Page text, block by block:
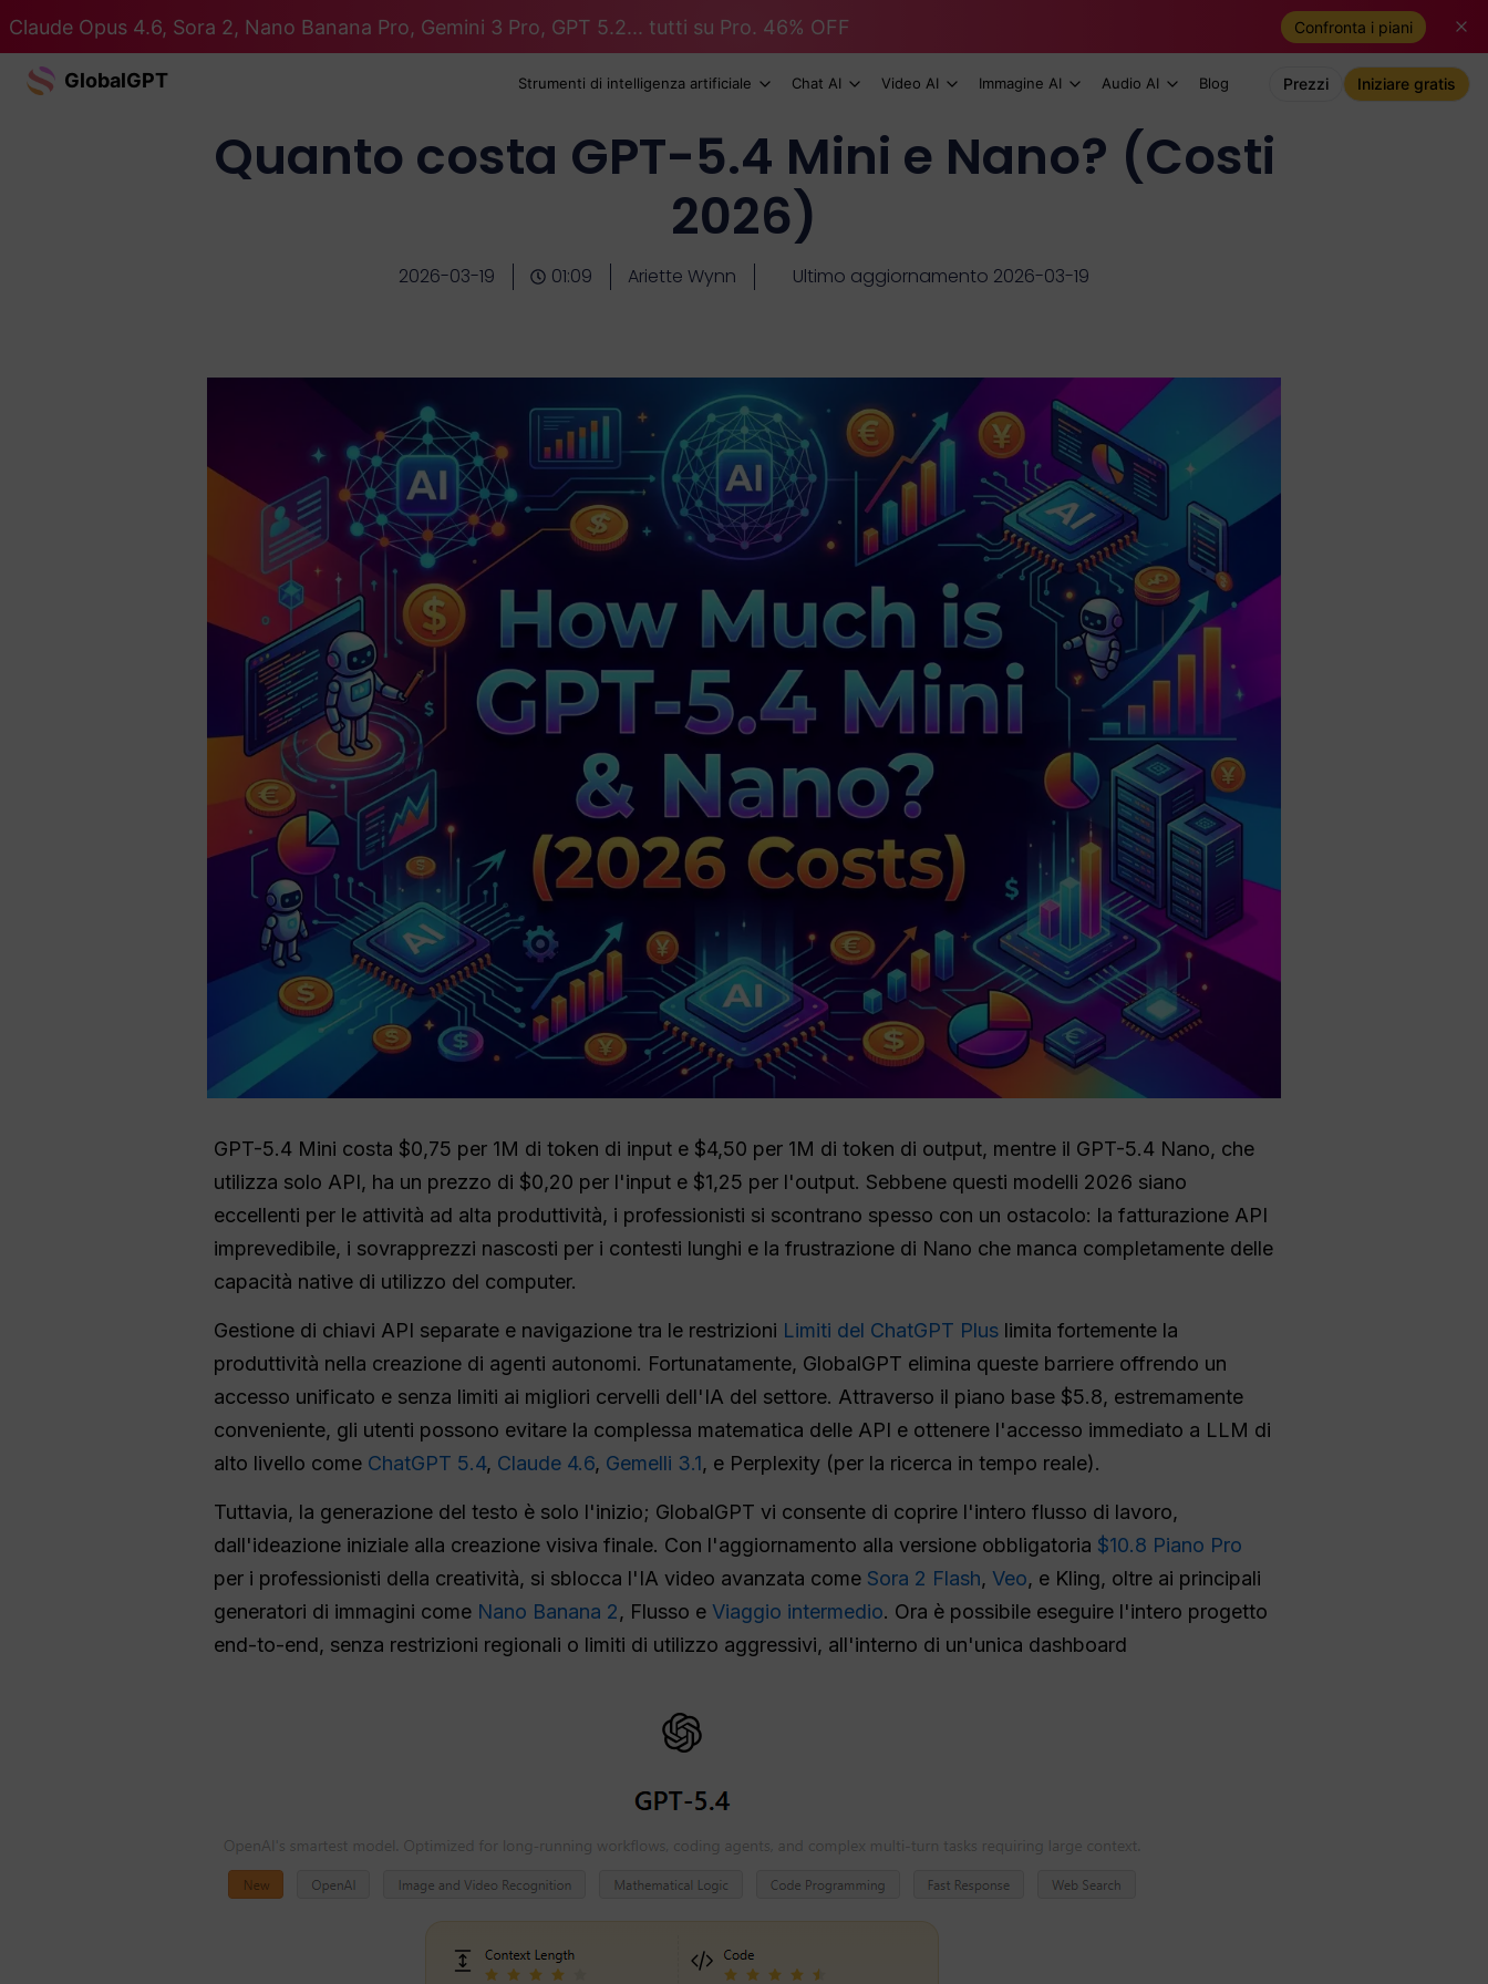
Claude Opus 4.6, Sora 2, Nano Banana Pro, Gemini 3 Pro, GPT 5.2... tutti su Pro. 46% OFF Confronta i piani
GlobalGPT Strumenti di intelligenza artificiale Chat AI Video AI Immagine AI Audio AI Blog Prezzi Iniziare gratis
Quanto costa GPT-5.4 Mini e Nano? (Costi
2026)
2026-03-19 01:09 Ariette Wynn Ultimo aggiornamento 2026-03-19
GPT-5.4 Mini costa $0,75 per 1M di token di input e $4,50 per 1M di token di output, mentre il GPT-5.4 Nano, che
utilizza solo API, ha un prezzo di $0,20 per l'input e $1,25 per l'output. Sebbene questi modelli 2026 siano
eccellenti per le attività ad alta produttività, i professionisti si scontrano spesso con un ostacolo: la fatturazione API
imprevedibile, i sovrapprezzi nascosti per i contesti lunghi e la frustrazione di Nano che manca completamente delle
capacità native di utilizzo del computer.
Gestione di chiavi API separate e navigazione tra le restrizioni Limiti del ChatGPT Plus limita fortemente la
produttività nella creazione di agenti autonomi. Fortunatamente, GlobalGPT elimina queste barriere offrendo un
accesso unificato e senza limiti ai migliori cervelli dell'IA del settore. Attraverso il piano base $5.8, estremamente
conveniente, gli utenti possono evitare la complessa matematica delle API e ottenere l'accesso immediato a LLM di
alto livello come ChatGPT 5.4, Claude 4.6, Gemelli 3.1, e Perplexity (per la ricerca in tempo reale).
Tuttavia, la generazione del testo è solo l'inizio; GlobalGPT vi consente di coprire l'intero flusso di lavoro,
dall'ideazione iniziale alla creazione visiva finale. Con l'aggiornamento alla versione obbligatoria $10.8 Piano Pro
per i professionisti della creatività, si sblocca l'IA video avanzata come Sora 2 Flash, Veo, e Kling, oltre ai principali
generatori di immagini come Nano Banana 2, Flusso e Viaggio intermedio. Ora è possibile eseguire l'intero progetto
end-to-end, senza restrizioni regionali o limiti di utilizzo aggressivi, all'interno di un'unica dashboard